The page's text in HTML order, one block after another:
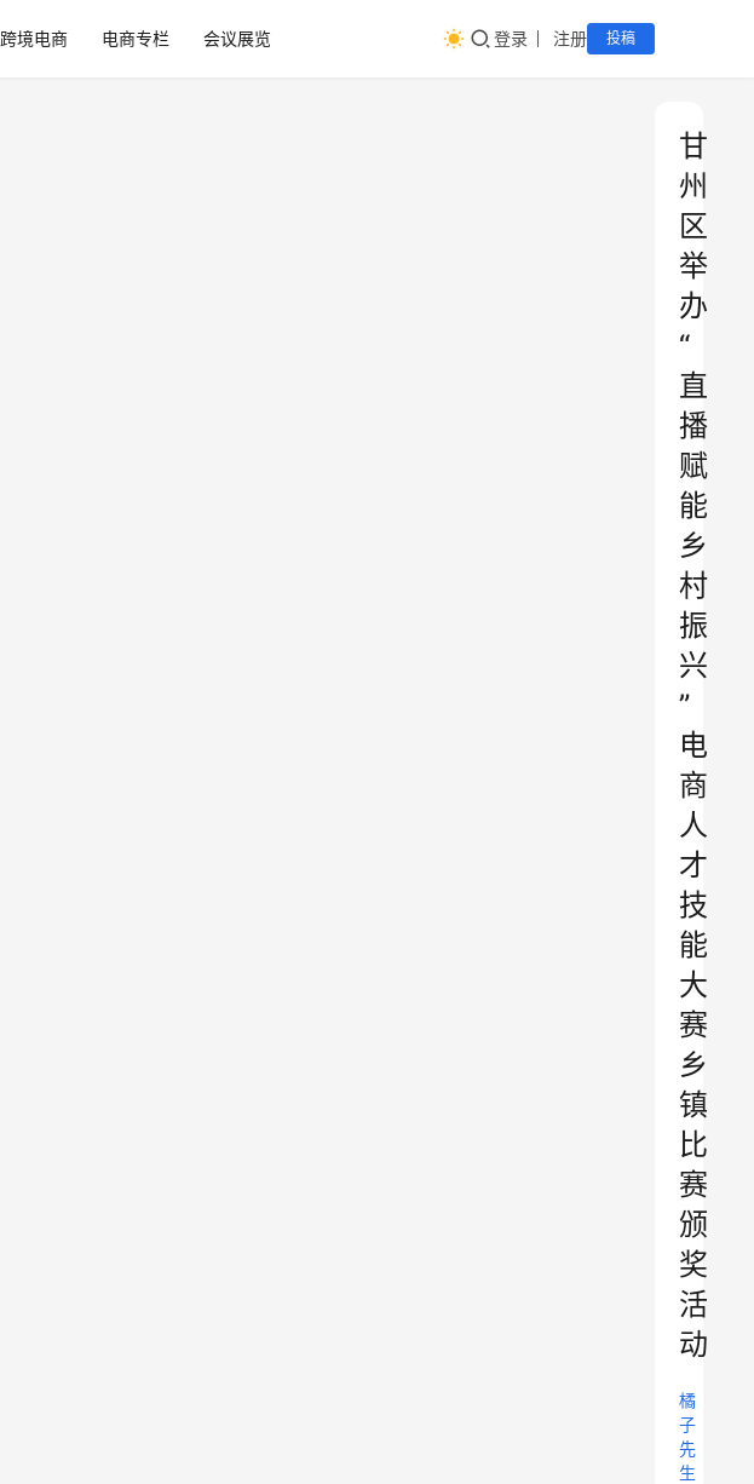
跨境电商 电商专栏 会议展览 登录 注册 投稿
甘
州
区
举
办
“
直
播
赋
能
乡
村
振
兴
”
电
商
人
才
技
能
大
赛
乡
镇
比
赛
颁
奖
活
动
橘
子
先
生